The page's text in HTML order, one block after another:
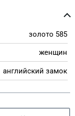
золото 585
женщин
английский замок